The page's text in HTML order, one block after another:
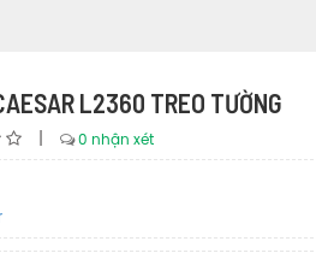
L2360 TREO TƯỜNG
0 nhận xét